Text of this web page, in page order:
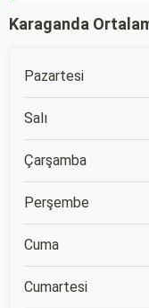
Karaganda
Pazartesi
Salı
Çarşamba
Perşembe
Cuma
Cumartesi